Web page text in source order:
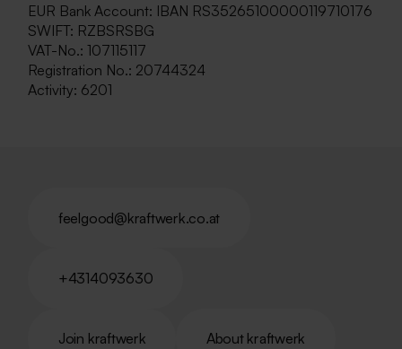
EUR Bank Account: IBAN RS35265100000119710176
SWIFT: RZBSRSBG
VAT-No.: 107115117
Registration No.: 20744324
Activity: 6201
feelgood@kraftwerk.co.at
+4314093630
Join kraftwerk
About kraftwerk